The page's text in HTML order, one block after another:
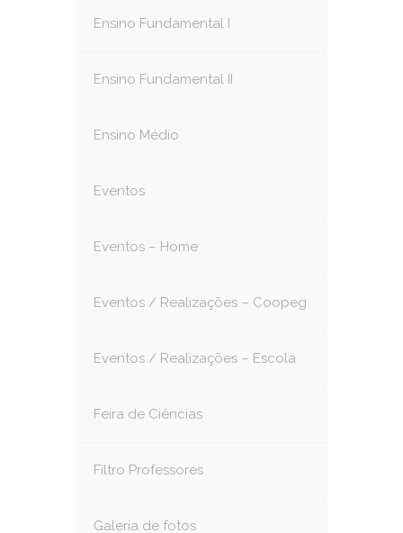
Ensino Fundamental I
Ensino Fundamental II
Ensino Médio
Eventos
Eventos – Home
Eventos / Realizações – Coopeg
Eventos / Realizações – Escola
Feira de Ciências
Filtro Professores
Galeria de fotos